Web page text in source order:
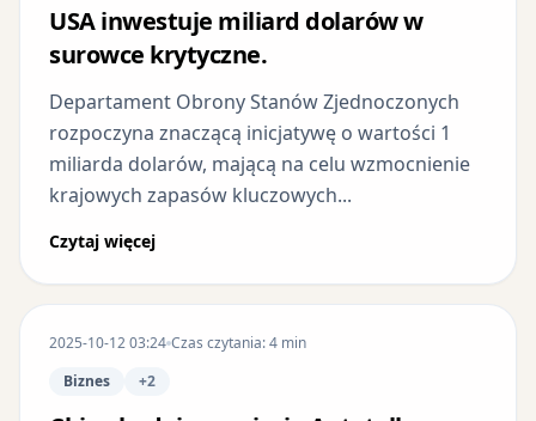
USA inwestuje miliard dolarów w
surowce krytyczne.
Departament Obrony Stanów Zjednoczonych
rozpoczyna znaczącą inicjatywę o wartości 1
miliarda dolarów, mającą na celu wzmocnienie
krajowych zapasów kluczowych...
Czytaj więcej
2025-10-12 03:24 Czas czytania: 4 min
Biznes
+2